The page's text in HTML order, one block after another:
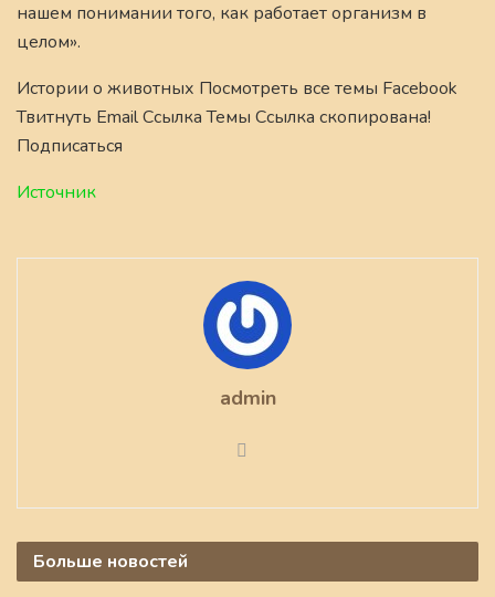
нашем понимании того, как работает организм в
целом».
Истории о животных Посмотреть все темы Facebook
Твитнуть Email Ссылка Темы Ссылка скопирована!
Подписаться
Источник
admin
Больше новостей